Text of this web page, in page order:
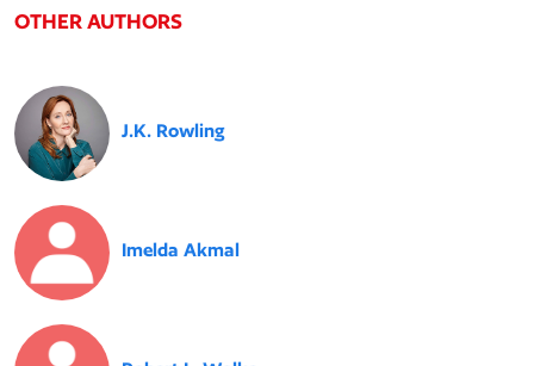
OTHER AUTHORS
J.K. Rowling
Imelda Akmal